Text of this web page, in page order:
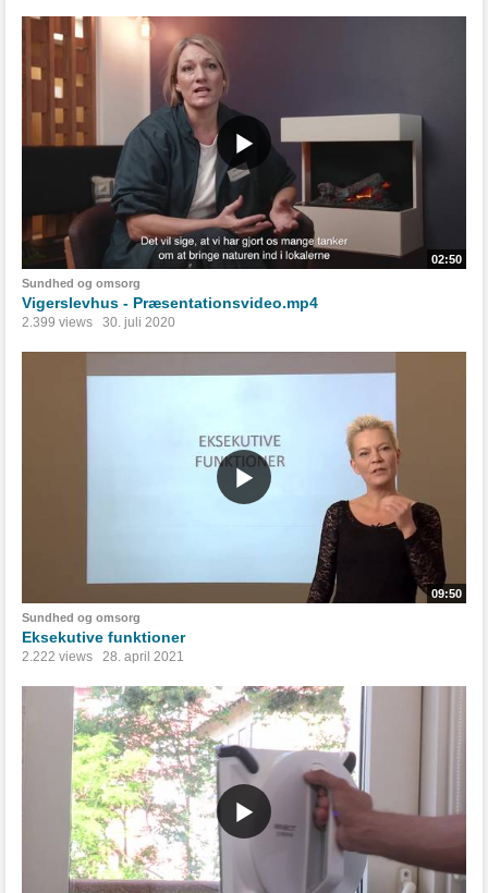
02:50
Sundhed og omsorg
Vigerslevhus - Præsentationsvideo.mp4
2.399 views 30. juli 2020
09:50
Sundhed og omsorg
Eksekutive funktioner
2.222 views 28. april 2021